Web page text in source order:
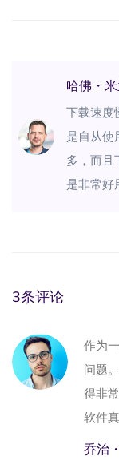
哈佛・
下载速度
是自从使
多，而且
是非常好
3条评论
作为
问题
得非
软件
乔治